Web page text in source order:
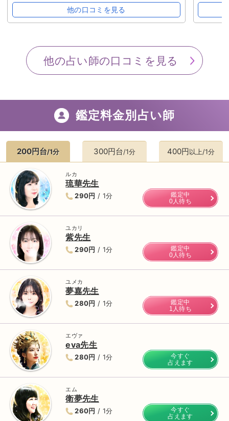
にも驚き、時が止まったように、そして張
りつめていたものが、ふっと解け、涙が出
が、りおん先生のお人柄、鑑定士さまとし
て、本当に尊敬、そして感謝申し上げま
す。ご教示頂いた神社へ、自分を休め、新
す。本日も本当にありがとうございまし
た。またぜひよろしくお願いいたします✨
他の口コミを見る
以下
ロッ
い。
て私
えて
生あ
他の占い師の口コミを見る
鑑定料金別占い師
200円台/1分 300円台/1分 400円以上/1分
ルカ
琉華先生
290円 / 1分
鑑定中
0人待ち
ユカリ
紫先生
290円 / 1分
鑑定中
0人待ち
ユメカ
夢嘉先生
280円 / 1分
鑑定中
1人待ち
エヴァ
eva先生
280円 / 1分
今すぐ
占えます
エム
衛夢先生
260円 / 1分
今すぐ
占えます